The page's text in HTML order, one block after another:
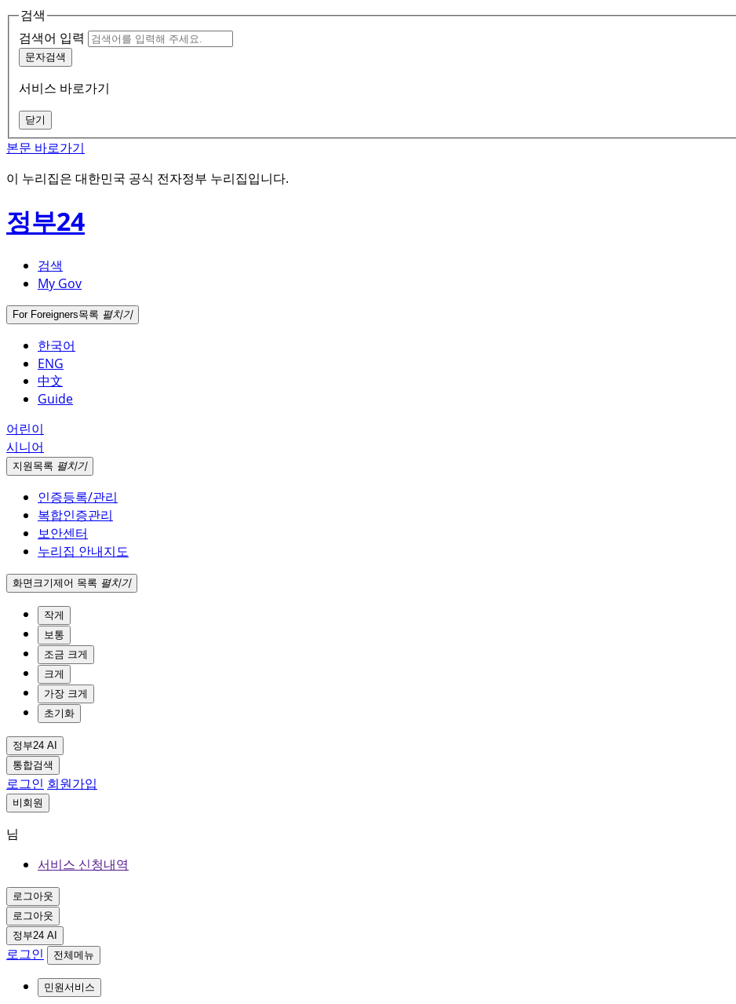
검색
검색어 입력
문자검색
서비스 바로가기
닫기
본문 바로가기
이 누리집은 대한민국 공식 전자정부 누리집입니다.
정부24
검색
My Gov
For Foreigners목록 펼치기
한국어
ENG
中文
Guide
어린이
시니어
지원 목록 펼치기
인증등록/관리
복합인증관리
보안센터
누리집 안내지도
화면크기제어 목록 펼치기
작게
보통
조금 크게
크게
가장 크게
초기화
정부24 AI
통합검색
로그인 회원가입
비회원
님
서비스 신청내역
로그아웃
로그아웃
정부24 AI
로그인 전체메뉴
민원서비스